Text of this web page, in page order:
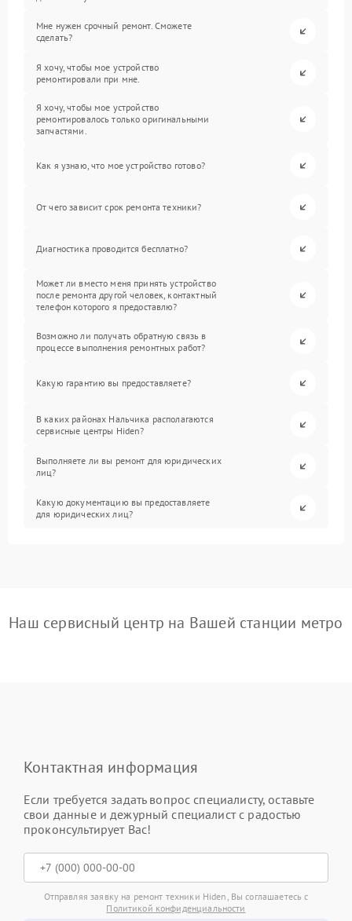
Мне нужен срочный ремонт. Сможете
сделать?
Я хочу, чтобы мое устройство
ремонтировали при мне.
Я хочу, чтобы мое устройство
ремонтировалось только оригинальными
запчастями.
Как я узнаю, что мое устройство готово?
От чего зависит срок ремонта техники?
Диагностика проводится бесплатно?
Может ли вместо меня принять устройство
после ремонта другой человек, контактный
телефон которого я предоставлю?
Возможно ли получать обратную связь в
процессе выполнения ремонтных работ?
Какую гарантию вы предоставляете?
В каких районах Нальчика располагаются
сервисные центры Hiden?
Выполняете ли вы ремонт для юридических
лиц?
Какую документацию вы предоставляете
для юридических лиц?
Наш сервисный центр на Вашей станции метро
Контактная информация
Если требуется задать вопрос специалисту, оставьте
свои данные и дежурный специалист с радостью
проконсультирует Вас!
Отправляя заявку на ремонт техники Hiden, Вы соглашаетесь с
Политикой конфиденциальности